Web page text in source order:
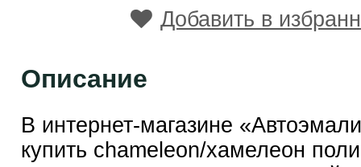
Добавить в
Описание
В интернет-магазине
купить chameleon/хамелеон